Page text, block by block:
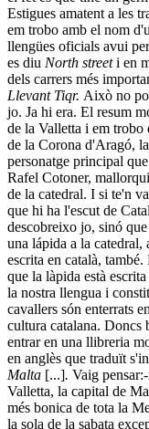
Estigues amatent a les
em trobo amb el nom
llengües oficials avui
es diu North streeti en
dels carrers més
Llevant Tiqr. Això no
jo. Ja hi era. El resum
de la Valletta i em trobo
de la Corona d'Aragó,
personatge principal
Rafel Cotoner,
de la catedral. I si te'n
que hi ha l'escut de
descobreixo jo, sinó
una lápida a la
escrita en català,
que la làpida està
la nostra llengua i
cavallers són enterrats
cultura catalana. Doncs
entrar en una llibreria
en anglès que traduït
Malta [...]. Vaig
Valletta, la capital de
més bonica de tota la
la sola de la sabata